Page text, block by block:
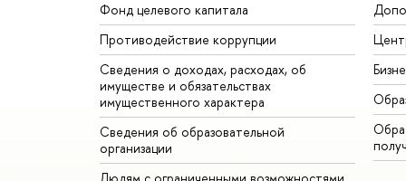
Фонд целевого капитала
Противодействие коррупции
Сведения о доходах, расходах, об
имуществе и обязательствах
имущественного характера
Сведения об образовательной
организации